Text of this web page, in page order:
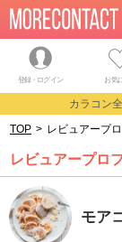
登録・ログイン お気
カラコン
TOP > レビュアープ
レビュアープロ
モア